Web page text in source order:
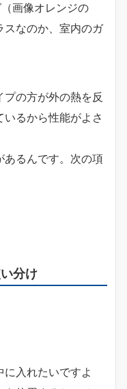
画像オレンジの
スなのか、室内のガ
の方が外の熱を反
るから性能がよさ
あるんです。次の項
分け
入れたいですよ